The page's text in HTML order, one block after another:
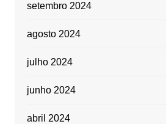
setembro 2024
agosto 2024
julho 2024
junho 2024
abril 2024